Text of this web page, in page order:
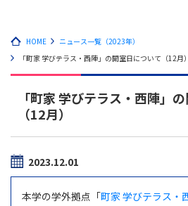
HOME
ニュース一覧（2023年）
「町家 学びテラス・西陣」の開室日について（12月）
「町家 学びテラス・西陣」
（12月）
2023.12.01
本学の学外拠点「町家 学びテラス・